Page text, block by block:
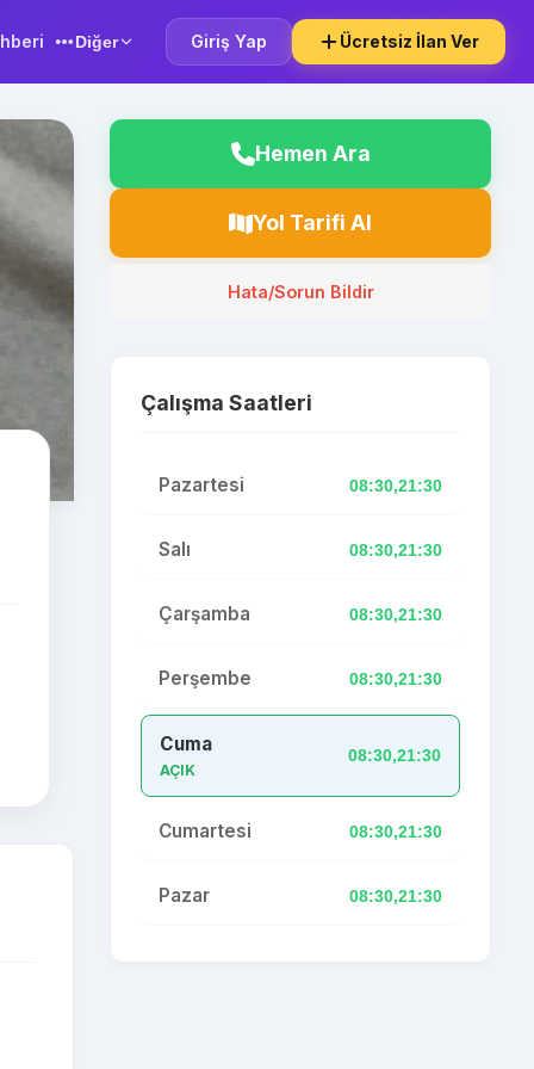
Diğer Giriş Yap Ücretsiz İlan Ver
Hemen Ara
Yol Tarifi Al
Hata/Sorun Bildir
Çalışma Saatleri
Pazartesi 08:30,21:30
Salı 08:30,21:30
Çarşamba 08:30,21:30
Perşembe 08:30,21:30
Cuma
AÇIK
08:30,21:30
Cumartesi 08:30,21:30
Pazar 08:30,21:30